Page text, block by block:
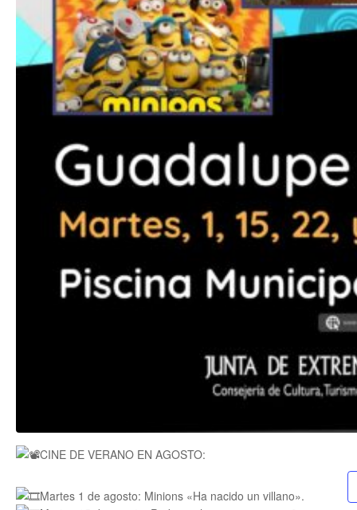
CINE DE VERANO EN AGOSTO:
Martes 1 de agosto: Minions «Ha nacido un villano».